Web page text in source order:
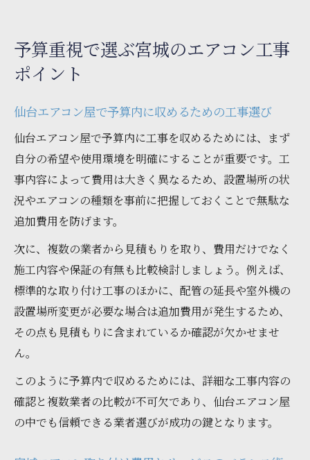
予算重視で選ぶ宮城のエアコン工事
ポイント
仙台エアコン屋で予算内に収めるための工事選び
仙台エアコン屋で予算内に工事を収めるためには、まず
自分の希望や使用環境を明確にすることが重要です。工
事内容によって費用は大きく異なるため、設置場所の状
況やエアコンの種類を事前に把握しておくことで無駄な
追加費用を防げます。
次に、複数の業者から見積もりを取り、費用だけでなく
施工内容や保証の有無も比較検討しましょう。例えば、
標準的な取り付け工事のほかに、配管の延長や室外機の
設置場所変更が必要な場合は追加費用が発生するため、
その点も見積もりに含まれているか確認が欠かせませ
ん。
このように予算内で収めるためには、詳細な工事内容の
確認と複数業者の比較が不可欠であり、仙台エアコン屋
の中でも信頼できる業者選びが成功の鍵となります。